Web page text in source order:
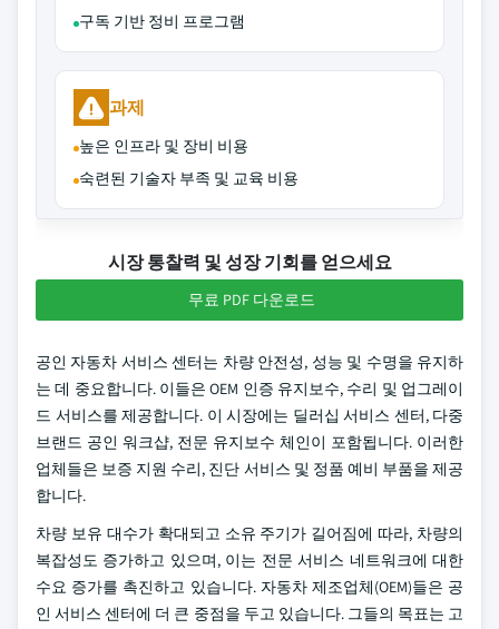
구독 기반 정비 프로그램
과제
높은 인프라 및 장비 비용
숙련된 기술자 부족 및 교육 비용
시장 통찰력 및 성장 기회를 얻으세요
무료 PDF 다운로드
공인 자동차 서비스 센터는 차량 안전성, 성능 및 수명을 유지하
는 데 중요합니다. 이들은 OEM 인증 유지보수, 수리 및 업그레이
드 서비스를 제공합니다. 이 시장에는 딜러십 서비스 센터, 다중
브랜드 공인 워크샵, 전문 유지보수 체인이 포함됩니다. 이러한
업체들은 보증 지원 수리, 진단 서비스 및 정품 예비 부품을 제공
합니다.
차량 보유 대수가 확대되고 소유 주기가 길어짐에 따라, 차량의
복잡성도 증가하고 있으며, 이는 전문 서비스 네트워크에 대한
수요 증가를 촉진하고 있습니다. 자동차 제조업체(OEM)들은 공
인 서비스 센터에 더 큰 중점을 두고 있습니다. 그들의 목표는 고